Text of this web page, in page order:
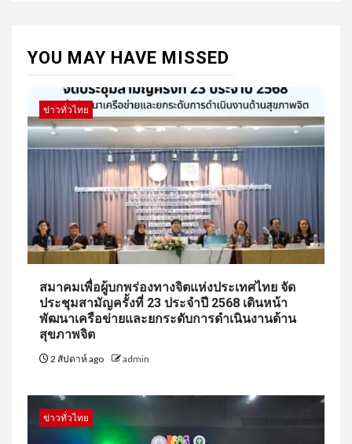
YOU MAY HAVE MISSED
ข่าวทั่วไทย
สมาคมเพื่อผู้บกพร่องทางจิตแห่งประเทศไทย จัด
ประชุมสามัญครั้งที่ 23 ประจำปี 2568 เดินหน้า
พัฒนาเครือข่ายและยกระดับการดำเนินงานด้าน
สุขภาพจิต
2 สัปดาห์ ago admin
ข่าวทั่วไทย